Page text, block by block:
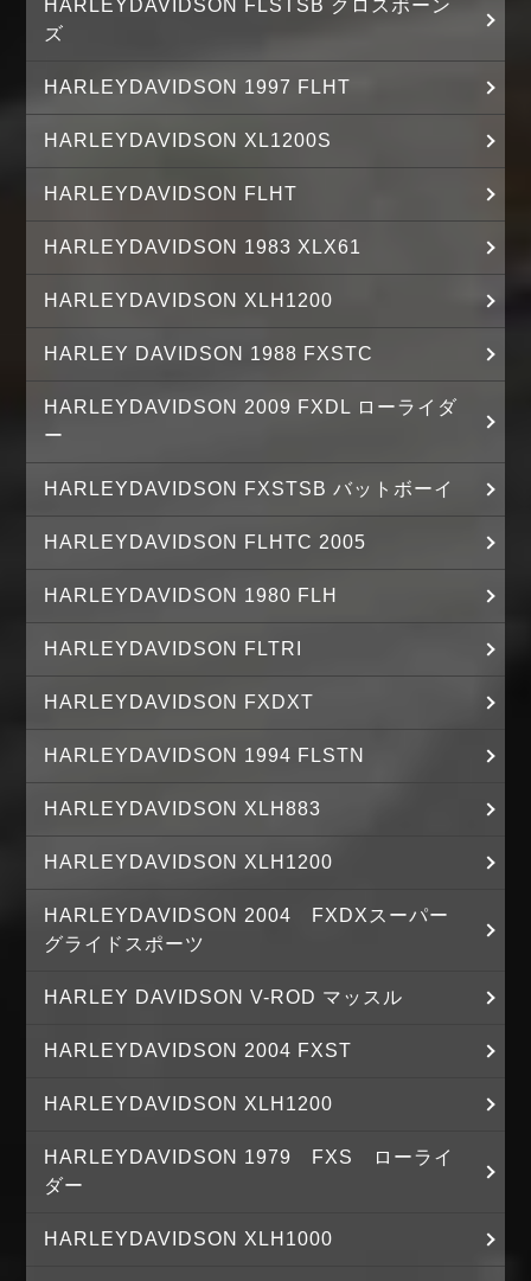
HARLEYDAVIDSON FLSTSB クロスボーン
ズ
HARLEYDAVIDSON 1997 FLHT
HARLEYDAVIDSON XL1200S
HARLEYDAVIDSON FLHT
HARLEYDAVIDSON 1983 XLX61
HARLEYDAVIDSON XLH1200
HARLEY DAVIDSON 1988 FXSTC
HARLEYDAVIDSON 2009 FXDL ローライダ
ー
HARLEYDAVIDSON FXSTSB バットボーイ
HARLEYDAVIDSON FLHTC 2005
HARLEYDAVIDSON 1980 FLH
HARLEYDAVIDSON FLTRI
HARLEYDAVIDSON FXDXT
HARLEYDAVIDSON 1994 FLSTN
HARLEYDAVIDSON XLH883
HARLEYDAVIDSON XLH1200
HARLEYDAVIDSON 2004 FXDXスーパー
グライドスポーツ
HARLEY DAVIDSON V-ROD マッスル
HARLEYDAVIDSON 2004 FXST
HARLEYDAVIDSON XLH1200
HARLEYDAVIDSON 1979 FXS ローライ
ダー
HARLEYDAVIDSON XLH1000